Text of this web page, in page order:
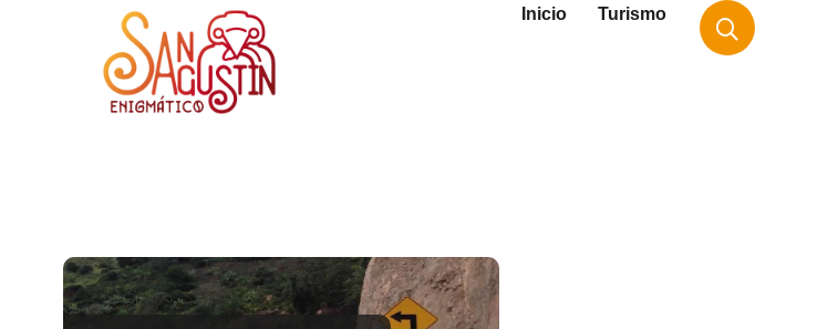
Inicio Turismo